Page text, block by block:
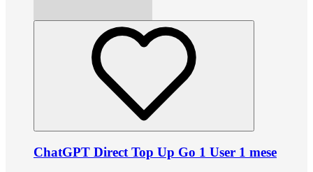
ChatGPT Direct Top Up Go 1 User 1 mese